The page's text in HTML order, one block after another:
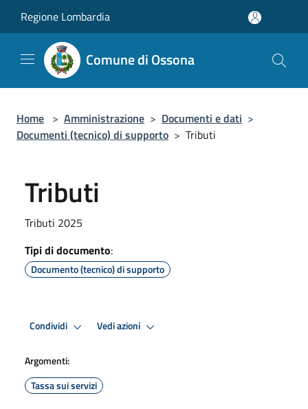
Regione Lombardia
Comune di Ossona
Home > Amministrazione > Documenti e dati >
Documenti (tecnico) di supporto > Tributi
Tributi
Tributi 2025
Tipi di documento:
Documento (tecnico) di supporto
Condividi Vedi azioni
Argomenti:
Tassa sui servizi